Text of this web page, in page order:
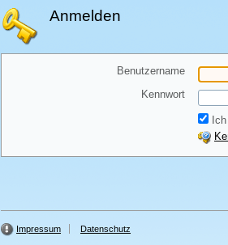
Anmelden
Benutzername
Kennwort
Impressum Datenschutz